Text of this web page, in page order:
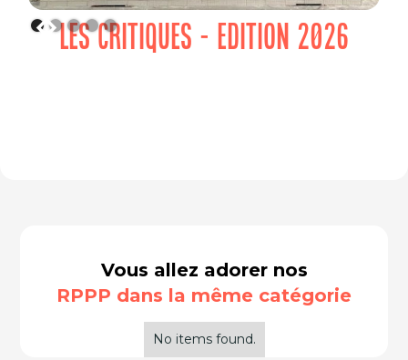
LES CRITIQUES - EDITION 2026
Vous allez adorer nos
RPPP dans la même catégorie
No items found.